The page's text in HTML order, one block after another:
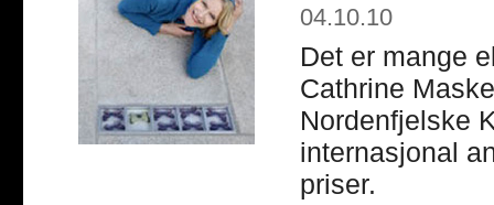
04.10.10
Det er mange
Cathrine
Nordenfjelske
internasjonal
priser.